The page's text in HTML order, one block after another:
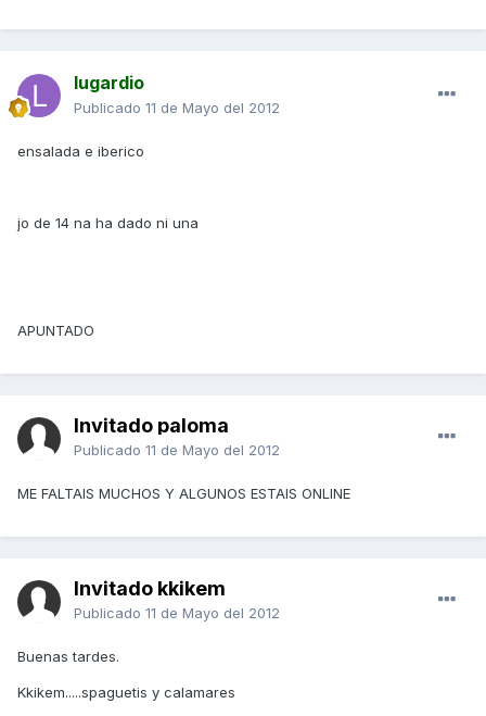
lugardio
Publicado 11 de Mayo del 2012
ensalada e iberico
jo de 14 na ha dado ni una
APUNTADO
Invitado paloma
Publicado 11 de Mayo del 2012
ME FALTAIS MUCHOS Y ALGUNOS ESTAIS ONLINE
Invitado kkikem
Publicado 11 de Mayo del 2012
Buenas tardes.
Kkikem.....spaguetis y calamares